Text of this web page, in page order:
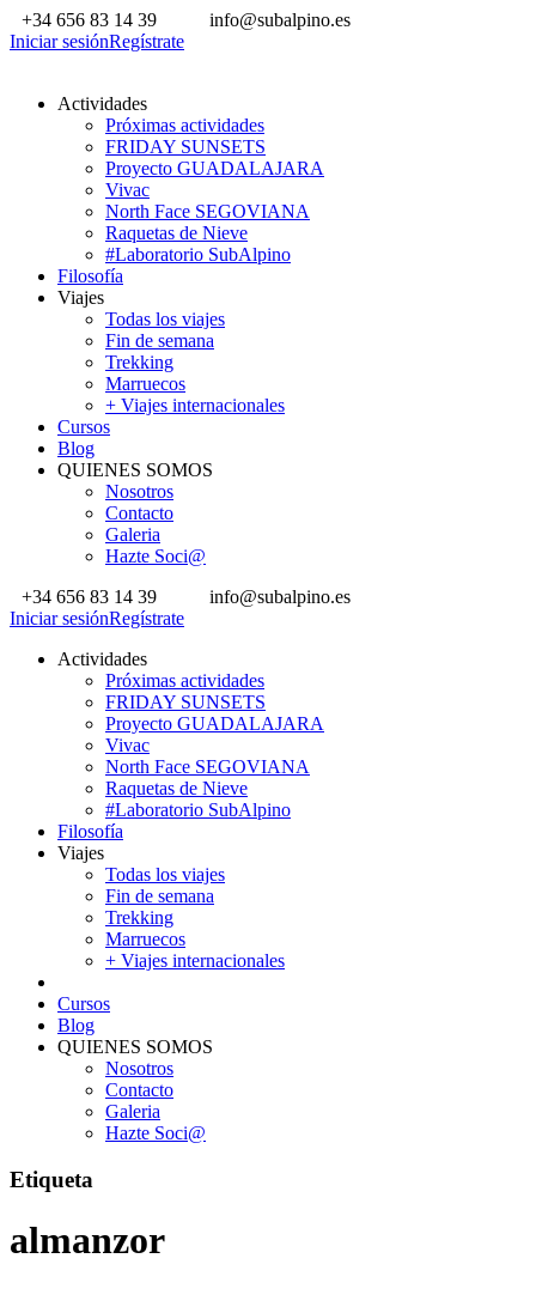
+34 656 83 14 39
info@subalpino.es
Iniciar sesiónRegístrate
Actividades
Próximas actividades
FRIDAY SUNSETS
Proyecto GUADALAJARA
Vivac
North Face SEGOVIANA
Raquetas de Nieve
#Laboratorio SubAlpino
Filosofía
Viajes
Todas los viajes
Fin de semana
Trekking
Marruecos
+ Viajes internacionales
Cursos
Blog
QUIENES SOMOS
Nosotros
Contacto
Galeria
Hazte Soci@
+34 656 83 14 39
info@subalpino.es
Iniciar sesiónRegístrate
Actividades
Próximas actividades
FRIDAY SUNSETS
Proyecto GUADALAJARA
Vivac
North Face SEGOVIANA
Raquetas de Nieve
#Laboratorio SubAlpino
Filosofía
Viajes
Todas los viajes
Fin de semana
Trekking
Marruecos
+ Viajes internacionales
Cursos
Blog
QUIENES SOMOS
Nosotros
Contacto
Galeria
Hazte Soci@
Etiqueta
almanzor